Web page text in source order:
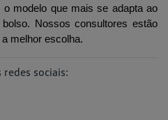
o modelo que mais se adapta ao
Nossos consultores estão
melhor escolha.
sociais: